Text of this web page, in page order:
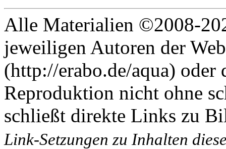
Alle Materialien ©2008-
jeweiligen Autoren der
(http://erabo.de/aqua) oder
Reproduktion nicht ohne
schließt direkte Links zu
Link-Setzungen zu Inhalten